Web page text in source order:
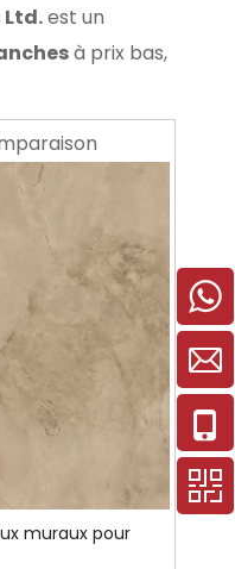
Ltd.est un
à prix bas,
muraux pour